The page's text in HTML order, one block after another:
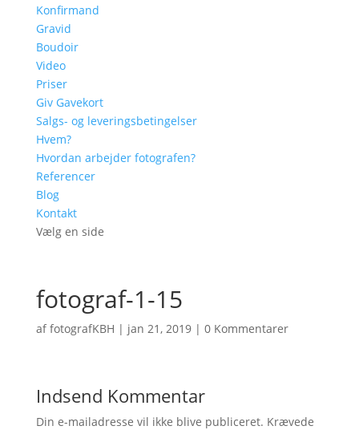
Konfirmand
Gravid
Boudoir
Video
Priser
Giv Gavekort
Salgs- og leveringsbetingelser
Hvem?
Hvordan arbejder fotografen?
Referencer
Blog
Kontakt
Vælg en side
fotograf-1-15
affotografKBH | jan 21, 2019| 0 Kommentarer
Indsend Kommentar
Din e-mailadresse vil ikke blive publiceret. Krævede